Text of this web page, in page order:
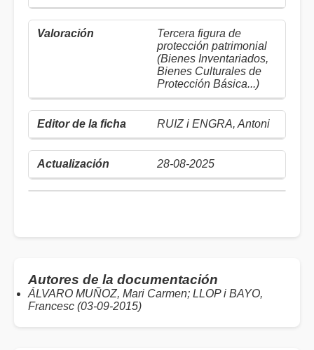
Tercera figura de
protección patrimonial
(Bienes Inventariados,
Bienes Culturales de
Protección Básica...)
RUIZ i ENGRA, Antoni
28-08-2025
Autores de la documentación
ÁLVARO MUÑOZ, Mari Carmen; LLOP i BAYO,
Francesc (03-09-2015)